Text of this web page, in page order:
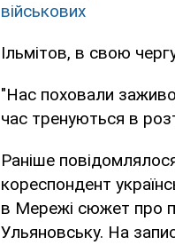
військових
Ільмітов, в свою
"Нас поховали
час тренуються в
Раніше
кореспондент
в Мережі сюжет про
Ульяновську. На